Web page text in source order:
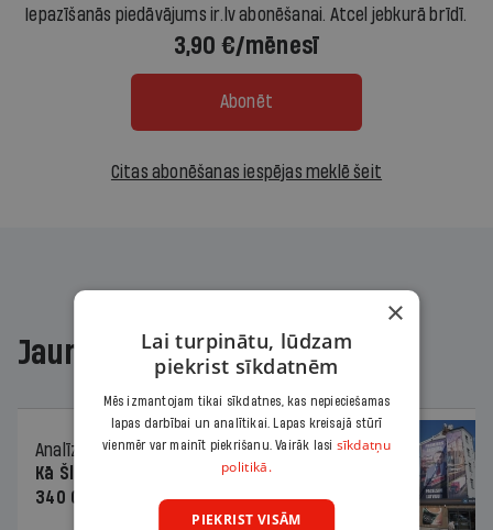
Iepazīšanās piedāvājums ir.lv abonēšanai. Atcel jebkurā brīdī.
3,90 €/mēnesī
Abonēt
Citas abonēšanas iespējas meklē šeit
Jaunākajā žurnālā
Analīze
06.08.2026.
Kā Šlesera partija palika nesodīta par
340 000 vērtu reklāmas kampaņu
×
Lai turpinātu, lūdzam
piekrist sīkdatnēm
Mēs izmantojam tikai sīkdatnes, kas nepieciešamas
lapas darbībai un analītikai. Lapas kreisajā stūrī
vienmēr var mainīt piekrišanu. Vairāk lasi sīkdatņu
politikā.
PIEKRIST VISĀM